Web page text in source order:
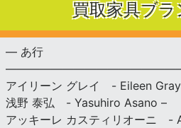
買取家具ブ
— あ行
アイリーン グレイ - Eileen
浅野 泰弘 - Yasuhiro Asano –
アッキーレ カスティリオーニ -